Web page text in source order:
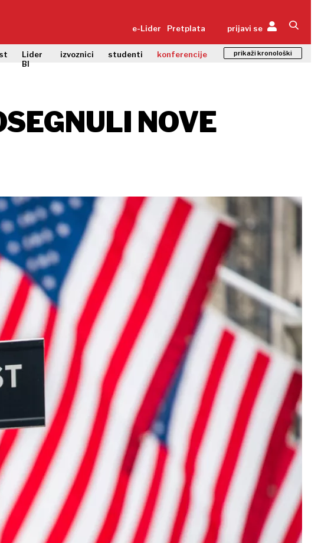
e-Lider Pretplata prijavi se
Lider
BI
izvoznici studenti konferencije prikaži kronološki
NOVE